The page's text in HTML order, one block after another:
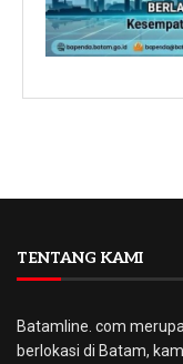
TENTANG KAMI
Batamline. com
berlokasi di Batam,